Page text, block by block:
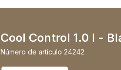
Cool Control 1.0 l -
Número de artículo 24242